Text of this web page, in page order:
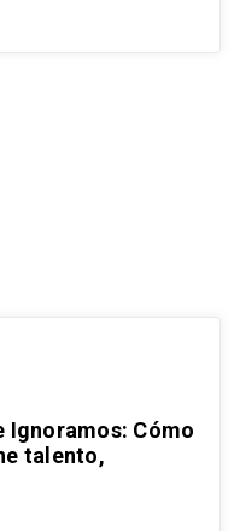
Ignoramos: Cómo
talento,